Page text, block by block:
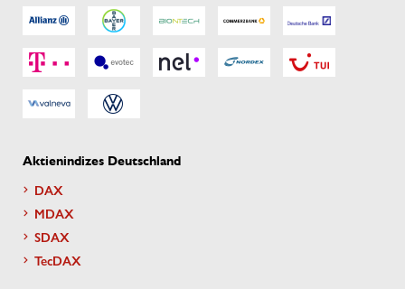
Aktienindizes Deutschland
DAX
MDAX
SDAX
TecDAX